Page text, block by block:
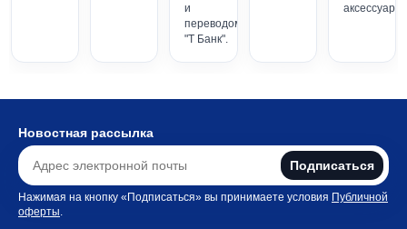
и
переводом
"Т Банк".
Новостная рассылка
Подписаться
Нажимая на кнопку «Подписаться» вы принимаете условия Публичной
оферты.